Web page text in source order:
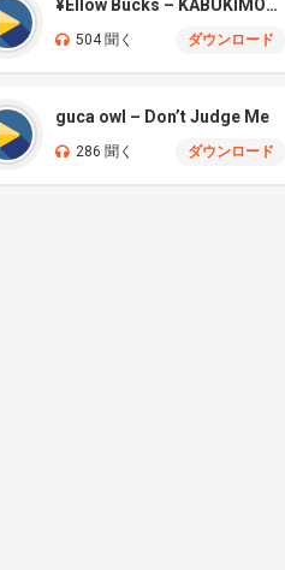
¥Ellow Bucks – KABUKIMONO
504 聞く ダウンロード
guca owl – Don’t Judge Me
286 聞く ダウンロード